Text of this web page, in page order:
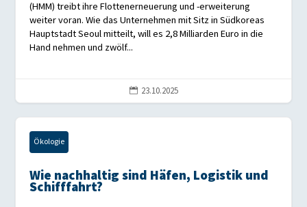
(HMM) treibt ihre Flottenerneuerung und -erweiterung
weiter voran. Wie das Unternehmen mit Sitz in Südkoreas
Hauptstadt Seoul mitteilt, will es 2,8 Milliarden Euro in die
Hand nehmen und zwölf...
 23.10.2025
Ökologie
Wie nachhaltig sind Häfen, Logistik und
Schifffahrt?